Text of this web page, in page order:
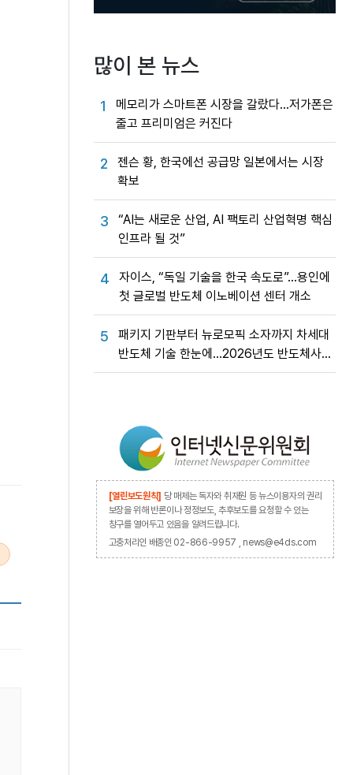
많이 본 뉴스
1
메모리가 스마트폰 시장을 갈랐다…저가폰은
줄고 프리미엄은 커진다
2
젠슨 황, 한국에선 공급망 일본에서는 시장
확보
3
“AI는 새로운 산업, AI 팩토리 산업혁명 핵심
인프라 될 것”
4
자이스, “독일 기술을 한국 속도로”…용인에
첫 글로벌 반도체 이노베이션 센터 개소
5
패키지 기판부터 뉴로모픽 소자까지 차세대
반도체 기술 한눈에…2026년도 반도체사업
성과교류회
[열린보도원칙] 당 매체는 독자와 취재원 등 뉴스이용자의 권리
보장을 위해 반론이나 정정보도, 추후보도를 요청할 수 있는
창구를 열어두고 있음을 알려드립니다.
고충처리인 배종인 02-866-9957 , news@e4ds.com